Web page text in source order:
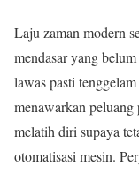
Laju zaman modern
mendasar yang
lawas pasti
menawarkan
melatih diri supaya
otomatisasi mesin.